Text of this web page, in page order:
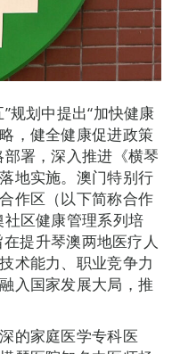
规划中提出“加快健康
，健全健康促进政策
署，深入推进《横琴
地实施。澳门特别行
作区（以下简称合作
区健康管理系列培
提升琴澳两地医疗人
术能力、职业竞争力
入国家发展大局，推
的家庭医学专科医